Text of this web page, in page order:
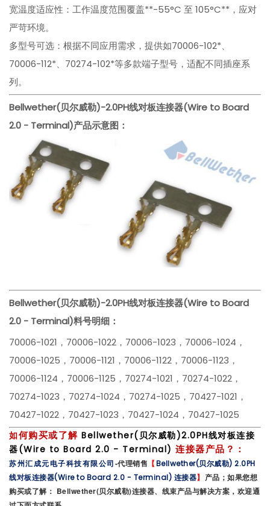
宽温度适应性：工作温度范围覆盖**-55°C 至 105°C**，应对
严苛环境。
多型号可选：根据不同应用需求，提供如70006-102*、
70006-112*、70274-102*等多款端子型号，适配不同插座系
列。
Bellwether(贝尔威勒)-2.0PH线对板连接器(Wire to Board
2.0 - Terminal)产品示意图：
Bellwether(贝尔威勒)-2.0PH线对板连接器(Wire to Board
2.0 - Terminal)料号明细：
70006-1021，70006-1022，70006-1023，70006-1024，
70006-1025，70006-1121，70006-1122，70006-1123，
70006-1124，70006-1125，70274-1021，70274-1022，
70274-1023，70274-1024，70274-1025，70427-1021，
70427-1022，70427-1023，70427-1024，70427-1025
如何购买或了解 Bellwether(贝尔威勒)2.0PH线对板连接
器(Wire to Board 2.0 - Terminal)连接器产品？：
苏州汇成元电子科技有限公司-代理销售 【Bellwether(贝尔威勒) 2.0PH
线对板连接器(Wire to Board 2.0 - Terminal) 连接器】 产品；如果您想
购买或了解： Bellwether(贝尔威勒)连接器、线束产品与解决方案，欢迎通